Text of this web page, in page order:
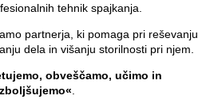
tehnik spajkanja.
partnerja, ki pomaga pri reševanju
dela in višanju storilnosti pri njem.
obveščamo, učimo in
.